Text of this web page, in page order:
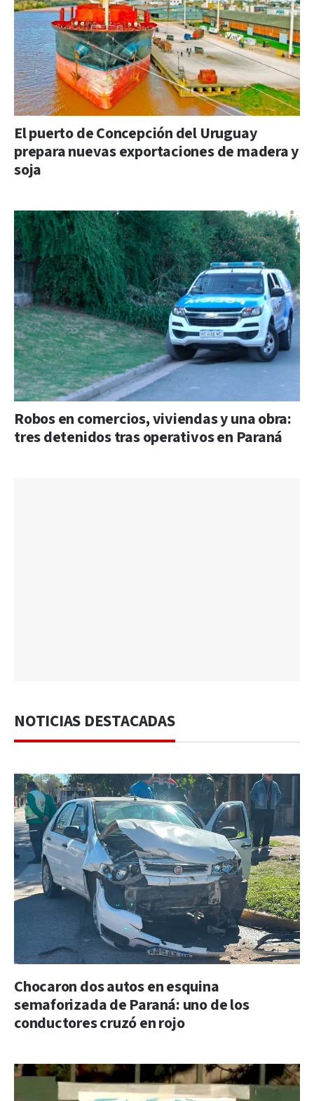
El puerto de Concepción del Uruguay
prepara nuevas exportaciones de madera y
soja
Robos en comercios, viviendas y una obra:
tres detenidos tras operativos en Paraná
NOTICIAS DESTACADAS
Chocaron dos autos en esquina
semaforizada de Paraná: uno de los
conductores cruzó en rojo